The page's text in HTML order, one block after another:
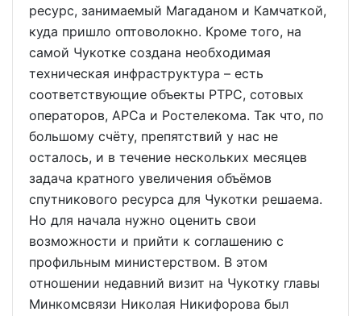
ресурс, занимаемый Магаданом и Камчаткой,
куда пришло оптоволокно. Кроме того, на
самой Чукотке создана необходимая
техническая инфраструктура – есть
соответствующие объекты РТРС, сотовых
операторов, АРСа и Ростелекома. Так что, по
большому счёту, препятствий у нас не
осталось, и в течение нескольких месяцев
задача кратного увеличения объёмов
спутникового ресурса для Чукотки решаема.
Но для начала нужно оценить свои
возможности и прийти к соглашению с
профильным министерством. В этом
отношении недавний визит на Чукотку главы
Минкомсвязи Николая Никифорова был